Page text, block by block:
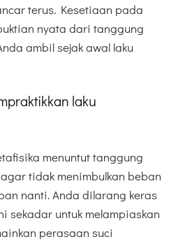
terus. Kesetiaan pada
nyata dari tanggung
ambil sejak awal laku
laku
menuntut tanggung
tidak menimbulkan beban
nanti. Anda dilarang keras
sekadar untuk melampiaskan
perasaan suci